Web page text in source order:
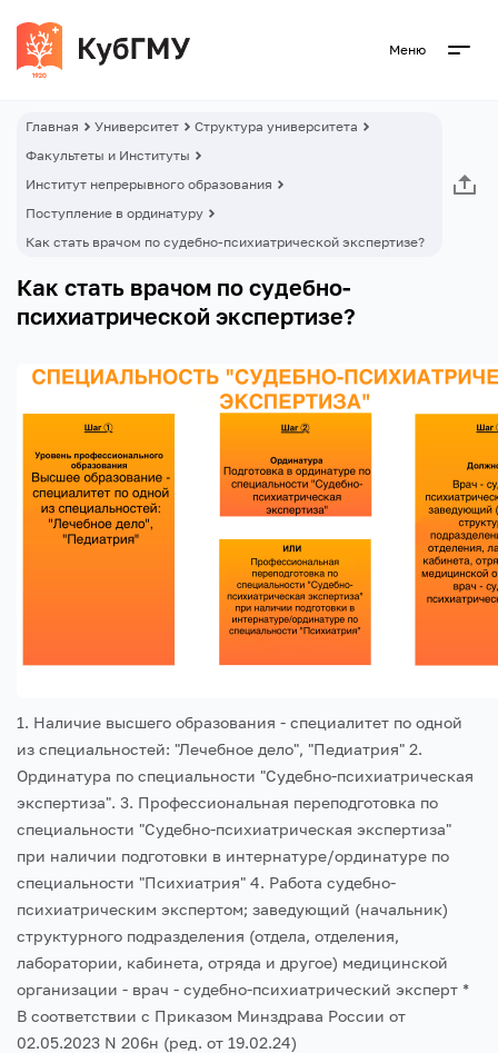
Меню
Главная Университет
Структура университета
Факультеты и Институты
Институт непрерывного образования
Поступление в ординатуру
Как стать врачом по судебно-психиатрической экспертизе?
Как стать врачом по судебно-
психиатрической экспертизе?
1. Наличие высшего образования - специалитет по одной
из специальностей: "Лечебное дело", "Педиатрия" 2.
Ординатура по специальности "Судебно-психиатрическая
экспертиза". 3. Профессиональная переподготовка по
специальности "Судебно-психиатрическая экспертиза"
при наличии подготовки в интернатуре/ординатуре по
специальности "Психиатрия" 4. Работа судебно-
психиатрическим экспертом; заведующий (начальник)
структурного подразделения (отдела, отделения,
лаборатории, кабинета, отряда и другое) медицинской
организации - врач - судебно-психиатрический эксперт *
В соответствии с Приказом Минздрава России от
02.05.2023 N 206н (ред. от 19.02.24)